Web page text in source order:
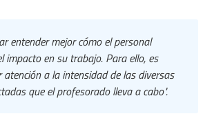
entender mejor cómo el personal
impacto en su trabajo. Para ello, es
atención a la intensidad de las diversas
que el profesorado lleva a cabo".